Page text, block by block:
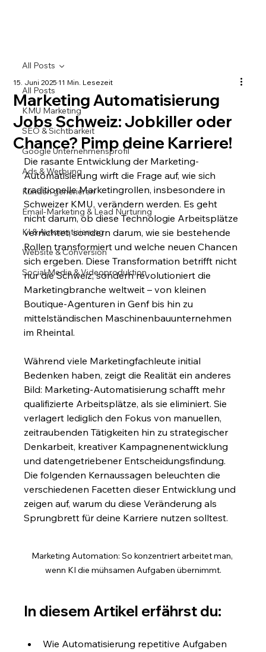
All Posts
KMU Marketing
SEO & Sichtbarkeit
Google Unternehmensprofil
Ads & Werbung
Kunden generieren
Email-Marketing & Lead Nurturing
KI & Automatisierung
Website & Conversion
Social Media & Videoproduktion
All Posts
Marketing Automatisierung
Jobs Schweiz: Jobkiller oder
Chance? Pimp deine Karriere!
15. Juni 202511 Min. Lesezeit
Die rasante Entwicklung der Marketing-
Automatisierung wirft die Frage auf, wie sich
traditionelle Marketingrollen, insbesondere in
Schweizer KMU, verändern werden. Es geht
nicht darum, ob diese Technologie Arbeitsplätze
vernichtet, sondern darum, wie sie bestehende
Rollen transformiert und welche neuen Chancen
sich ergeben. Diese Transformation betrifft nicht
nur die Schweiz, sondern revolutioniert die
Marketingbranche weltweit – von kleinen
Boutique-Agenturen in Genf bis hin zu
mittelständischen Maschinenbauunternehmen
im Rheintal.
Während viele Marketingfachleute initial
Bedenken haben, zeigt die Realität ein anderes
Bild: Marketing-Automatisierung schafft mehr
qualifizierte Arbeitsplätze, als sie eliminiert. Sie
verlagert lediglich den Fokus von manuellen,
zeitraubenden Tätigkeiten hin zu strategischer
Denkarbeit, kreativer Kampagnenentwicklung
und datengetriebener Entscheidungsfindung.
Die folgenden Kernaussagen beleuchten die
verschiedenen Facetten dieser Entwicklung und
zeigen auf, warum du diese Veränderung als
Sprungbrett für deine Karriere nutzen solltest.
Marketing Automation: So konzentriert arbeitet man,
wenn KI die mühsamen Aufgaben übernimmt.
In diesem Artikel erfährst du:
Wie Automatisierung repetitive Aufgaben